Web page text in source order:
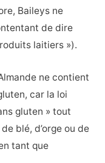
Baileys ne
de dire
laitiers »).
ne contient
car la loi
gluten » tout
blé, d’orge ou de
tant que